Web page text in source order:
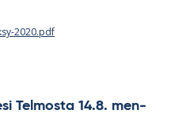
2020.pdf
Tel­mosta 14.8. men­